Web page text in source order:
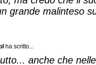
grande malinteso
ha scritto...
anche che